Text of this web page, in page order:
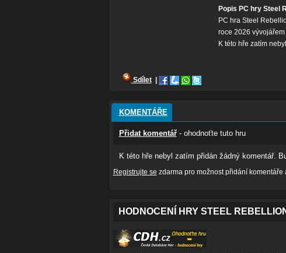
Popis PC hry Steel
PC hra Steel
roce 2026
K této hře zatím
Sdílet
KOMENTÁŘE
Přidat komentář- ohodnoťte tuto hru
K této hře nebyl zatím přidán žádný komentář.
Registrujte se zdarma pro možnost přidání komentáře
HODNOCENÍ HRY STEEL